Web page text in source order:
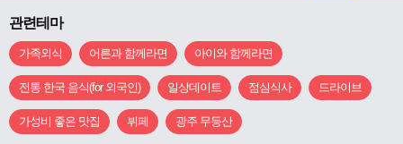
관련테마
가족외식 어른과 함께라면 아이와 함께라면
전통 한국 음식(for 외국인) 일상데이트 점심식사 드라이브
가성비 좋은 맛집 뷔페 광주 무등산